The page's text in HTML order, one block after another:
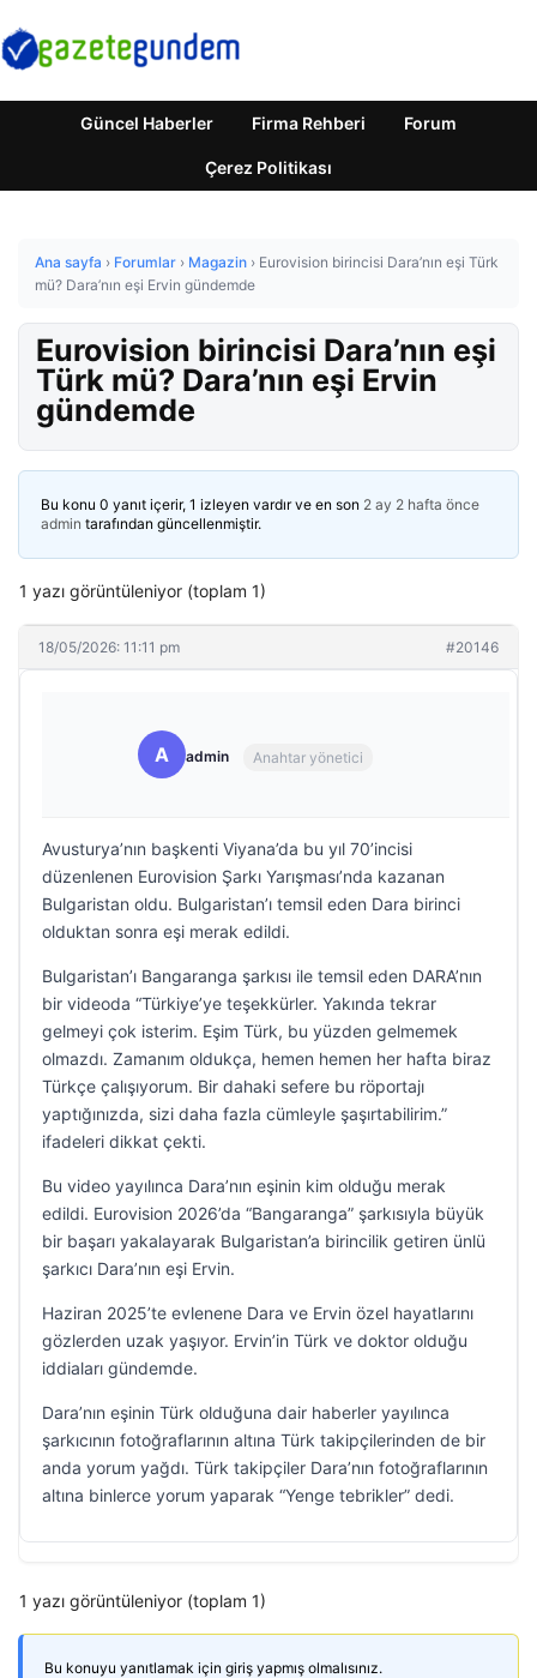
Güncel Haberler Firma Rehberi Forum
Çerez Politikası
Ana sayfa › Forumlar › Magazin › Eurovision birincisi Dara’nın eşi Türk
mü? Dara’nın eşi Ervin gündemde
Eurovision birincisi Dara’nın eşi
Türk mü? Dara’nın eşi Ervin
gündemde
Bu konu 0 yanıt içerir, 1 izleyen vardır ve en son 2 ay 2 hafta önce
admin tarafından güncellenmiştir.
1 yazı görüntüleniyor (toplam 1)
18/05/2026: 11:11 pm #20146
A admin Anahtar yönetici
Avusturya’nın başkenti Viyana’da bu yıl 70’incisi
düzenlenen Eurovision Şarkı Yarışması’nda kazanan
Bulgaristan oldu. Bulgaristan’ı temsil eden Dara birinci
olduktan sonra eşi merak edildi.
Bulgaristan’ı Bangaranga şarkısı ile temsil eden DARA’nın
bir videoda “Türkiye’ye teşekkürler. Yakında tekrar
gelmeyi çok isterim. Eşim Türk, bu yüzden gelmemek
olmazdı. Zamanım oldukça, hemen hemen her hafta biraz
Türkçe çalışıyorum. Bir dahaki sefere bu röportajı
yaptığınızda, sizi daha fazla cümleyle şaşırtabilirim.”
ifadeleri dikkat çekti.
Bu video yayılınca Dara’nın eşinin kim olduğu merak
edildi. Eurovision 2026’da “Bangaranga” şarkısıyla büyük
bir başarı yakalayarak Bulgaristan’a birincilik getiren ünlü
şarkıcı Dara’nın eşi Ervin.
Haziran 2025’te evlenene Dara ve Ervin özel hayatlarını
gözlerden uzak yaşıyor. Ervin’in Türk ve doktor olduğu
iddiaları gündemde.
Dara’nın eşinin Türk olduğuna dair haberler yayılınca
şarkıcının fotoğraflarının altına Türk takipçilerinden de bir
anda yorum yağdı. Türk takipçiler Dara’nın fotoğraflarının
altına binlerce yorum yaparak “Yenge tebrikler” dedi.
1 yazı görüntüleniyor (toplam 1)
Bu konuyu yanıtlamak için giriş yapmış olmalısınız.